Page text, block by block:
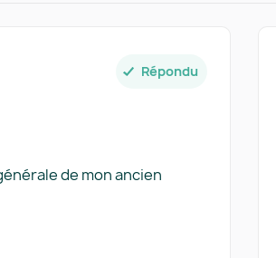
Répondu
de mon ancien